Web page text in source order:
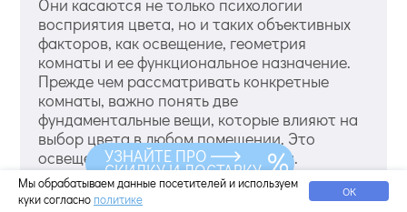
восприятия цвета, но и таких объективных
факторов, как освещение, геометрия
комнаты и ее функциональное назначение.
Прежде чем рассматривать конкретные
комнаты, важно понять две
фундаментальные вещи, которые влияют на
выбор цвета в любом помещении. Это
освещение и размер пространства.
Игнорирование этих факторов даже при
самом красивом оттенке может привести к
Мы обрабатываем данные посетителей и используем
куки согласно политике ОК
УЗНАЙТЕ ПРО
СКИДКУ И ДОСТАВКУ